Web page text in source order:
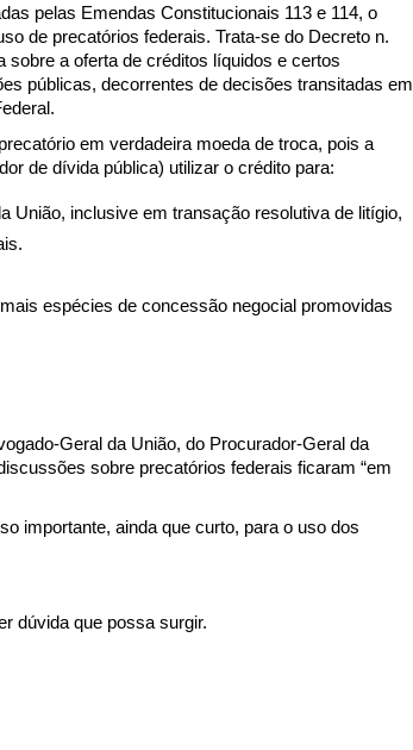
pelas Emendas Constitucionais 113 e 114, o
de precatórios federais. Trata-se do Decreto n.
sobre a oferta de créditos líquidos e certos
públicas, decorrentes de decisões transitadas em
em verdadeira moeda de troca, pois a
de dívida pública) utilizar o crédito para:
União, inclusive em transação resolutiva de litígio,
espécies de concessão negocial promovidas
Geral da União, do Procurador-Geral da
sobre precatórios federais ficaram “em
importante, ainda que curto, para o uso dos
dúvida que possa surgir.